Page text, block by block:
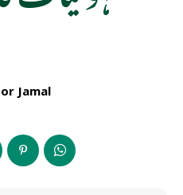
Jamal